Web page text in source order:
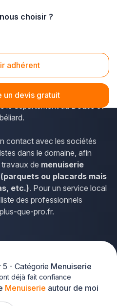
choisir ?
adhérent
un devis gratuit
(25200)
Comté se trouvent sur plus-
en particulier les
le département du Doubs et
contact avec les sociétés
dans le domaine, afin
de menuiserie
ou placards mais
etc.). Pour un service local
des professionnels
que-pro.fr.
Menuiserie autour de moi
5 - Catégorie Menuiserie
déjà fait confiance